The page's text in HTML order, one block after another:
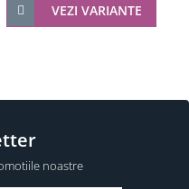
VEZI VARIANTE
noastre